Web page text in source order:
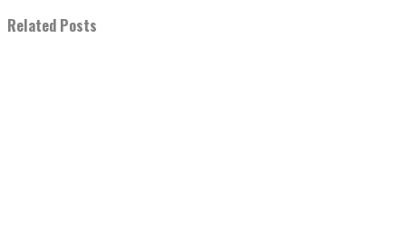
Related Posts